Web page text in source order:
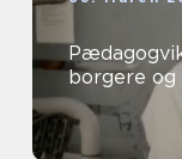
Pædagogvikar fleksibel støtte
borgere